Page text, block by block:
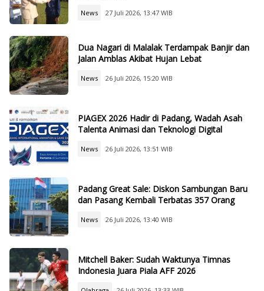
News 27 Juli 2026, 13:47 WIB
Dua Nagari di Malalak Terdampak Banjir dan
Jalan Amblas Akibat Hujan Lebat
News 26 Juli 2026, 15:20 WIB
PIAGEX 2026 Hadir di Padang, Wadah Asah
Talenta Animasi dan Teknologi Digital
News 26 Juli 2026, 13:51 WIB
Padang Great Sale: Diskon Sambungan Baru
dan Pasang Kembali Terbatas 357 Orang
News 26 Juli 2026, 13:40 WIB
Mitchell Baker: Sudah Waktunya Timnas
Indonesia Juara Piala AFF 2026